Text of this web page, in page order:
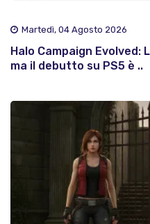
Martedì, 04 Agosto 2026
Halo Campaign Evolved:
ma il debutto su PS5 è ..